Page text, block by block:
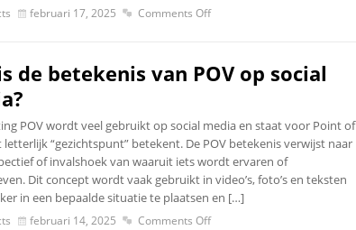
februari 17, 2025 Comments Off
de betekenis van POV op social
POV wordt veel gebruikt op social media en staat voor Point of
letterlijk “gezichtspunt” betekent. De POV betekenis verwijst naar
of invalshoek van waaruit iets wordt ervaren of
Dit concept wordt vaak gebruikt in video’s, foto’s en teksten
in een bepaalde situatie te plaatsen en […]
februari 14, 2025 Comments Off